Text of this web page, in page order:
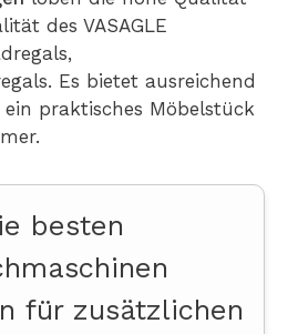
des VASAGLE
Es bietet ausreichend
praktisches Möbelstück
besten
für zusätzlichen